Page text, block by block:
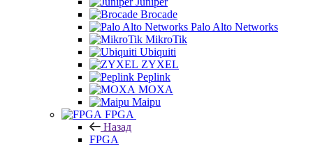
Brocade
Palo Alto Networks
MikroTik
Ubiquiti
ZYXEL
Peplink
MOXA
Maipu
FPGA
Назад
FPGA